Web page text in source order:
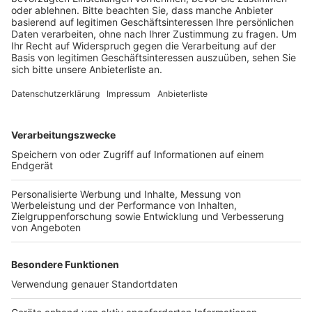
Anzeige
Laut Stadt befand sich die Kita bis dahin im normalen
Berücksichtigung aller Hygieneregeln – Kontakt zu
Kita bleibt auf Anweisung des Kreises erst mal bis
Dienstag den 17.11. geschlossen. Alle Kinder und
Mitarbeiter müssen in häuslicher Quarantäne bleiben.
Anzeige